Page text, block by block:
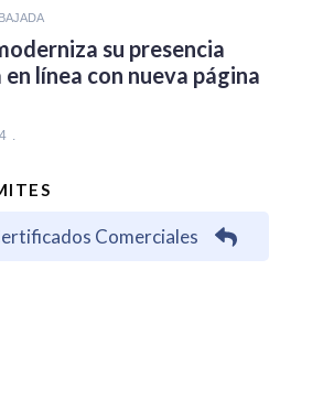
su presencia
línea con nueva página
Comerciales